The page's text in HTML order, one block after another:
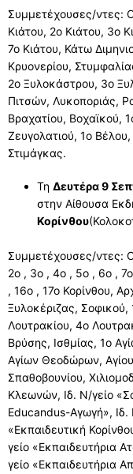
Συμμετέχουσες/ντες:
Κιάτου, 2ο Κιάτου, 3ο
7ο Κιάτου, Κάτω
Κρυονερίου,
2ο Ξυλοκάστρου, 3ο
Πιτσών, Λυκοποριάς,
Βραχατίου, Βοχαϊκού,
Ζευγολατιού, 1ο
Στιμάγκας.
Τη Δευτέρα 9
στην Αίθουσα
Κορίνθου
Συμμετέχουσες/ντες:
2ο , 3ο , 4ο , 5ο , 6ο ,
, 16ο , 17ο Κορίνθου,
Ξυλοκέριζας,
Λουτρακίου, 4ο
Βρύσης, Ισθμίας, 1ο
Αγίων Θεοδώρων,
Σπαθοβουνίου,
Κλεωνών, Ιδ. Ν/γείο
Educandus-Αγωγή», Ιδ.
«Εκπαιδευτική
γείο «Εκπαιδευτήρια
γείο «Εκπαιδευτήρια